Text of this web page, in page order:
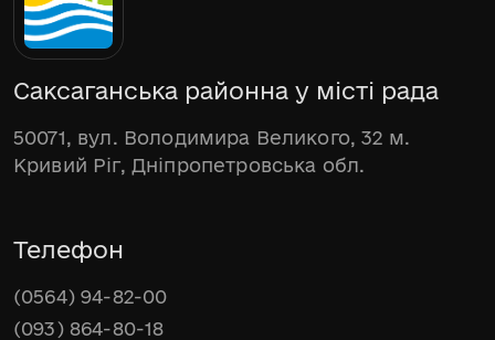
Саксаганська районна у місті рада
50071, вул. Володимира Великого, 32 м.
Кривий Ріг, Дніпропетровська обл.
Телефон
(0564) 94-82-00
(093) 864-80-18